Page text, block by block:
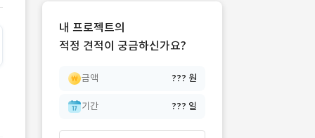
내 프로젝트의
적정 견적이 궁금하신가요?
금액 ??? 원
기간 ??? 일